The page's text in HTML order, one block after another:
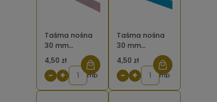
Taśma nośna
30 mm
poliestrowo -
bawełniana
brudna różowa
4,50 zł
− + mb
Taśma nośna
30 mm
poliestrowo -
bawełniana
lazurowa
4,50 zł
− + mb